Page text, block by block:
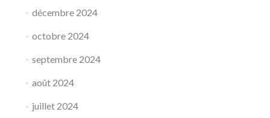
décembre 2024
octobre 2024
septembre 2024
août 2024
juillet 2024